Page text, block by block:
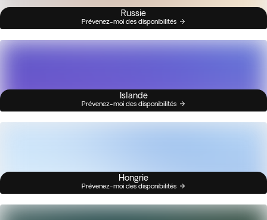
Russie
Prévenez-moi des disponibilités
Islande
Prévenez-moi des disponibilités
Hongrie
Prévenez-moi des disponibilités